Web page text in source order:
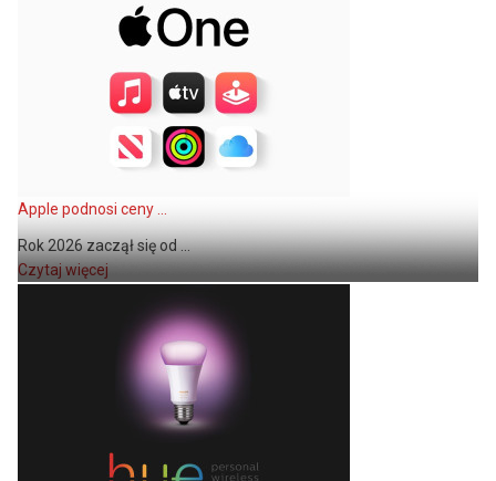
Apple podnosi ceny ...
Rok 2026 zaczął się od ...
Czytaj więcej